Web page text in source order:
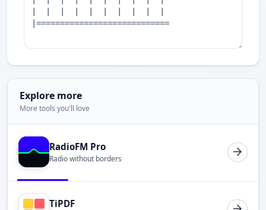
Explore more
More tools you'll love
RadioFM Pro
Radio without borders
TiPDF